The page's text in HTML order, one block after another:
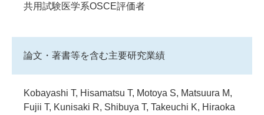
共用試験医学系OSCE評価者
論文・著書等を含む主要研究業績
Kobayashi T, Hisamatsu T, Motoya S, Matsuura M,
Fujii T, Kunisaki R, Shibuya T, Takeuchi K, Hiraoka